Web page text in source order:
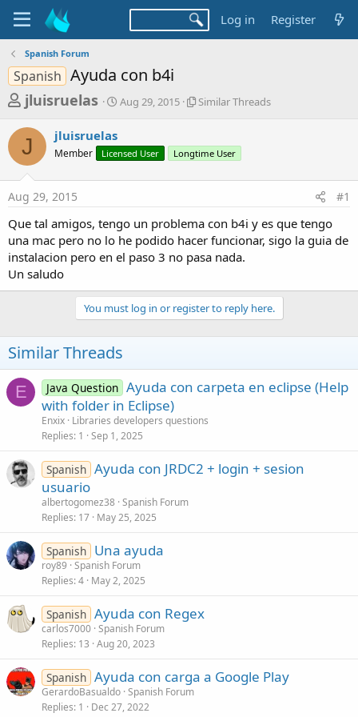
Log in Register
Spanish Forum
Spanish Ayuda con b4i
T
r
e
a
d
s
t
a
r
r
jluisruelas
S
t
a
Aug 29, 2015
S
l
r
r
e
a
Similar Threads
J jluisruelas
Member Licensed User Longtime User
Aug 29, 2015 #1
Que tal amigos, tengo un problema con b4i y es que tengo
una mac pero no lo he podido hacer funcionar, sigo la guia de
instalacion pero en el paso 3 no pasa nada.
Un saludo
You must log in or register to reply here.
Similar Threads
E Java Question Ayuda con carpeta en eclipse (Help
with folder in Eclipse)
Enxix Libraries developers questions
Replies 1 Sep 1, 2025
Spanish Ayuda con JRDC2 + login + sesion
usuario
albertogomez38 Spanish Forum
Replies 17 May 25, 2025
Spanish Una ayuda
roy89 Spanish Forum
Replies 4 May 2, 2025
Spanish Ayuda con Regex
carlos7000 Spanish Forum
Replies 13 Aug 20, 2023
Spanish Ayuda con carga a Google Play
GerardoBasualdo Spanish Forum
Replies 1 Dec 27, 2022